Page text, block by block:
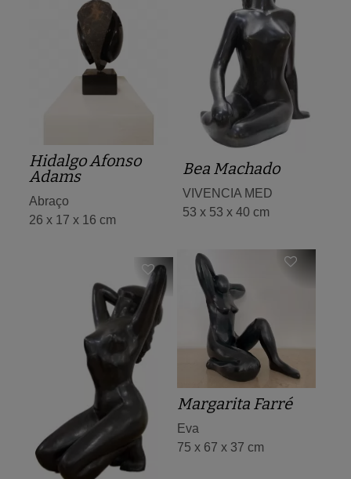
Hidalgo Afonso
Adams
Abraço
26 x 17 x 16 cm
Bea Machado
VIVENCIA MED
53 x 53 x 40 cm
Margarita Farré
Eva
75 x 67 x 37 cm